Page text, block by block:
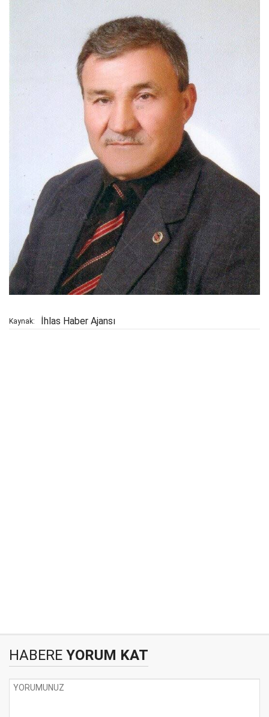
Kaynak: İhlas Haber Ajansı
HABERE YORUM KAT